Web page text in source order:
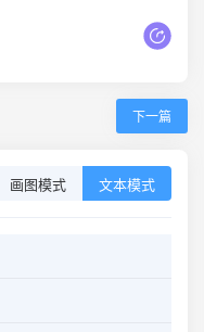
下一篇
画图模式 文本模式